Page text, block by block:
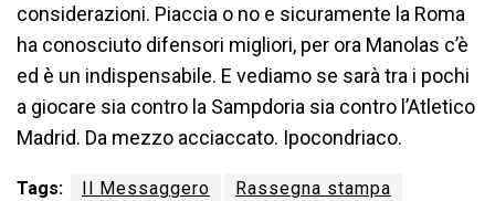
considerazioni. Piaccia o no e sicuramente la Roma
ha conosciuto difensori migliori, per ora Manolas c’è
ed è un indispensabile. E vediamo se sarà tra i pochi
a giocare sia contro la Sampdoria sia contro l’Atletico
Madrid. Da mezzo acciaccato. Ipocondriaco.
Tags: Il Messaggero Rassegna stampa